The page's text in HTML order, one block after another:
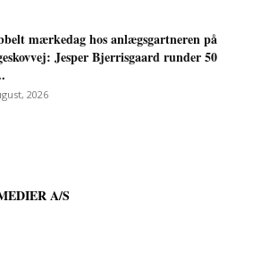
mærkedag hos anlægsgartneren på
Jesper Bjerrisgaard runder 50
2026
A/S